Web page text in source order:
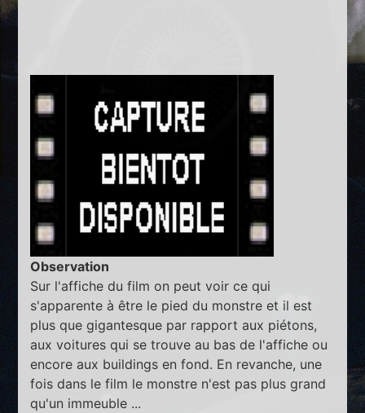
Observation
Sur l'affiche du film on peut voir ce qui
s'apparente à être le pied du monstre et il est
plus que gigantesque par rapport aux piétons,
aux voitures qui se trouve au bas de l'affiche ou
encore aux buildings en fond. En revanche, une
fois dans le film le monstre n'est pas plus grand
qu'un immeuble ...